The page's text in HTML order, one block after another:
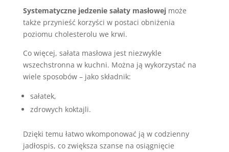
Systematyczne jedzenie sałaty masłowejmoże
także przynieść korzyści w postaci obniżenia
poziomu cholesterolu we krwi.
Co więcej, sałata masłowa jest niezwykle
wszechstronna w kuchni. Można ją wykorzystać na
wiele sposobów – jako składnik:
sałatek,
zdrowych koktajli.
Dzięki temu łatwo wkomponować ją w codzienny
jadłospis, co zwiększa szanse na osiągnięcie